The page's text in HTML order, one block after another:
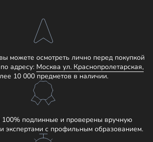
можете осмотреть лично перед покупкой
адресу: Москва ул. Краснопролетарская,
10 000 предметов в наличии.
подлинные и проверены вручную
экспертами с профильным образованием.